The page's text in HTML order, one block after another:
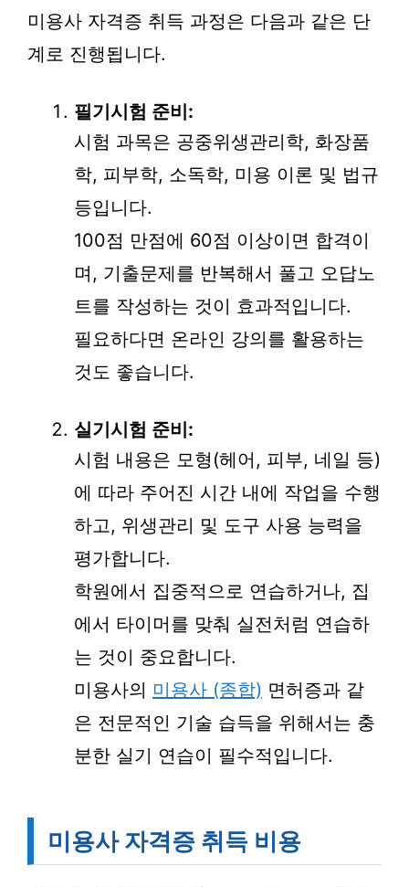
미용사 자격증 취득 과정은 다음과 같은 단
계로 진행됩니다.
필기시험 준비:
시험 과목은 공중위생관리학, 화장품
학, 피부학, 소독학, 미용 이론 및 법규
등입니다.
100점 만점에 60점 이상이면 합격이
며, 기출문제를 반복해서 풀고 오답노
트를 작성하는 것이 효과적입니다.
필요하다면 온라인 강의를 활용하는
것도 좋습니다.
실기시험 준비:
시험 내용은 모형(헤어, 피부, 네일 등)
에 따라 주어진 시간 내에 작업을 수행
하고, 위생관리 및 도구 사용 능력을
평가합니다.
학원에서 집중적으로 연습하거나, 집
에서 타이머를 맞춰 실전처럼 연습하
는 것이 중요합니다.
미용사의 미용사 (종합) 면허증과 같
은 전문적인 기술 습득을 위해서는 충
분한 실기 연습이 필수적입니다.
미용사 자격증 취득 비용